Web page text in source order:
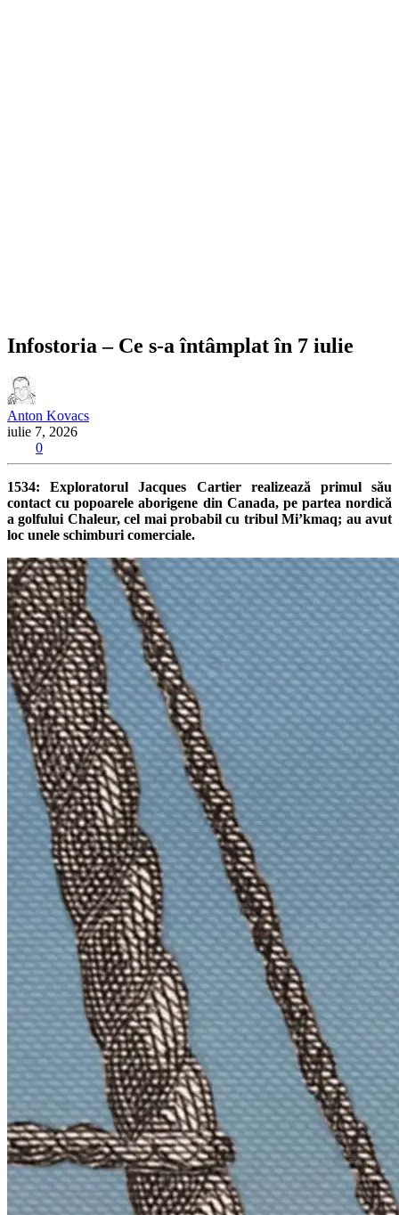
Infostoria – Ce s-a întâmplat în 7 iulie
Anton Kovacs
iulie 7, 2026
0
1534: Exploratorul Jacques Cartier realizează primul său
contact cu popoarele aborigene din Canada, pe partea nordică
a golfului Chaleur, cel mai probabil cu tribul Mi’kmaq; au avut
loc unele schimburi comerciale.